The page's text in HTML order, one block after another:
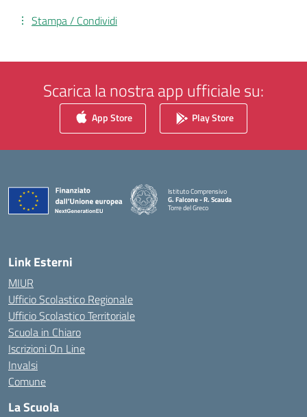
Stampa / Condividi
Scarica la nostra app ufficiale su:
App Store Play Store
Istituto Comprensivo
G. Falcone - R. Scauda
Torre del Greco
Link Esterni
MIUR
Ufficio Scolastico Regionale
Ufficio Scolastico Territoriale
Scuola in Chiaro
Iscrizioni On Line
Invalsi
Comune
La Scuola